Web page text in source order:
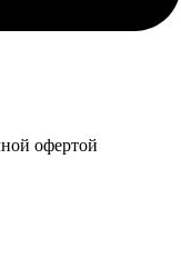
офертой